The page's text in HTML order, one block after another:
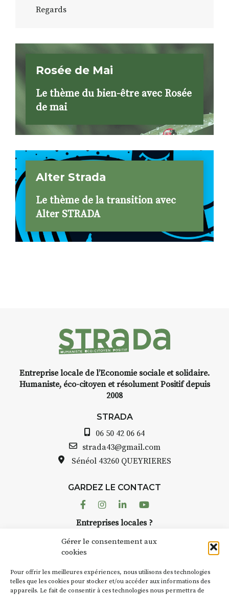
Gérer le consentement aux
cookies
Pour offrir les meilleures expériences, nous utilisons des technologies
telles que les cookies pour stocker et/ou accéder aux informations des
appareils. Le fait de consentir à ces technologies nous permettra de
Regards
Rosée de Mai
Le thème du bien-être avec Rosée
de mai
Alter Strada
Le thème de la transition avec
Alter STRADA
Entreprise locale de l’Economie sociale et solidaire.
Humaniste, éco-citoyen et résolument Positif depuis
2008
STRADA
06 50 42 06 64
strada43@gmail.com
Sénéol 43260 QUEYRIERES
GARDEZ LE CONTACT
FacebookInstagram
LinkedinYoutube
Entreprises locales ?
Suivez toute l'actu de Strada